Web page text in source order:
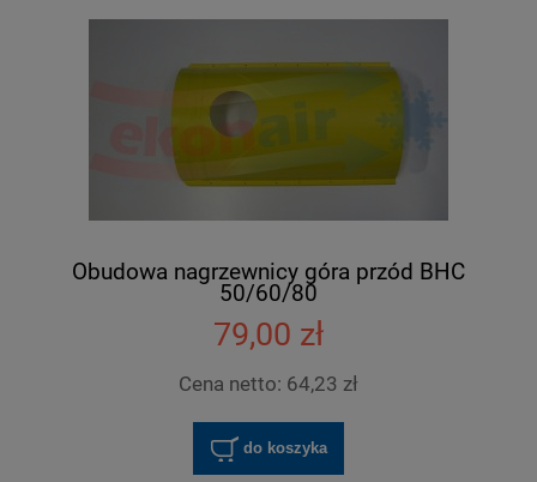
Obudowa nagrzewnicy góra przód BHC
50/60/80
79,00 zł
Cena netto: 64,23 zł
do koszyka